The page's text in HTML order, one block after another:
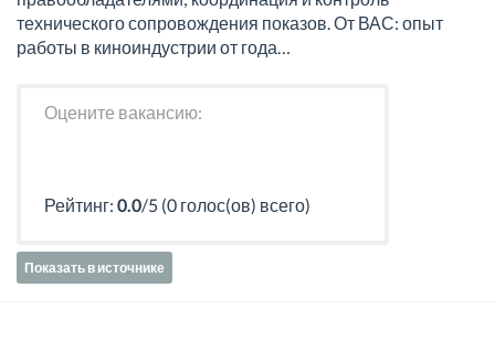
технического сопровождения показов. От ВАС: опыт
работы в киноиндустрии от года…
Оцените вакансию:
Рейтинг: 0.0/5 (0 голос(ов) всего)
Показать в источнике